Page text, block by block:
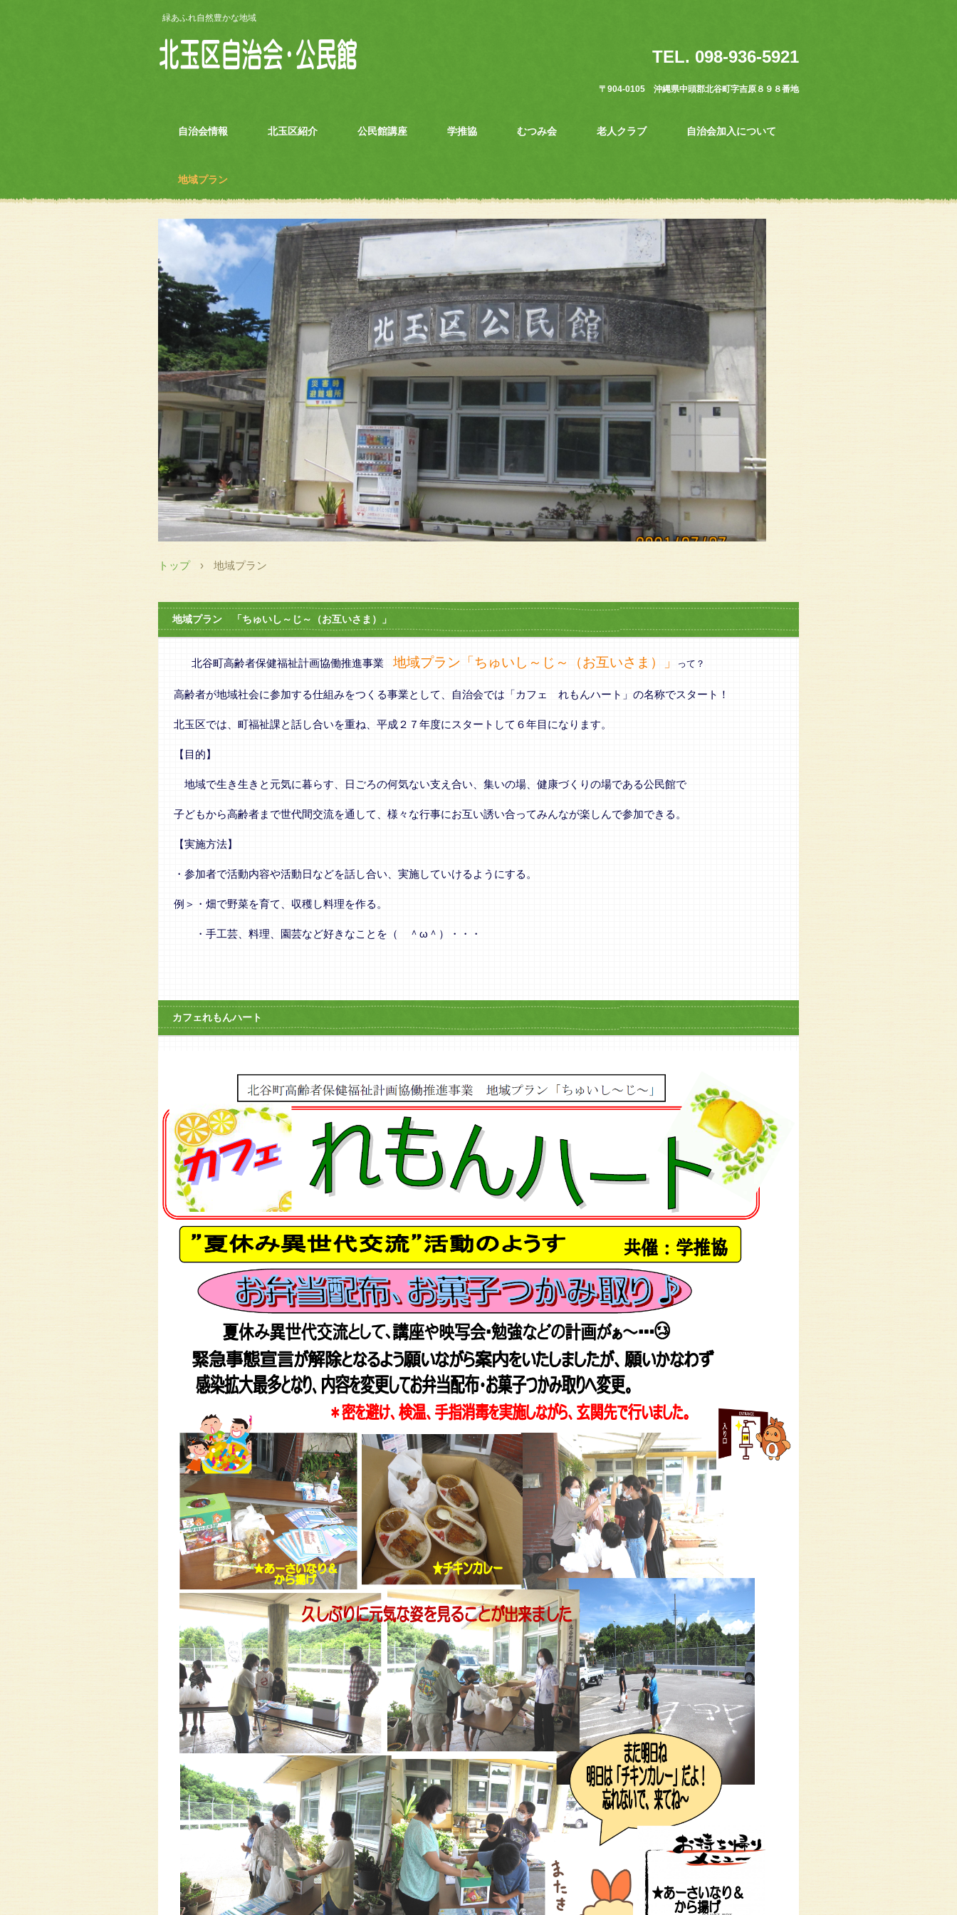
緑あふれ自然豊かな地域
TEL. 098-936-5921
〒904-0105 沖縄県中頭郡北谷町字吉原８９８番地
自治会情報 北玉区紹介 公民館講座 学推協 むつみ会 老人クラブ 自治会加入について
地域プラン
トップ › 地域プラン
地域プラン 「ちゅいし～じ～（お互いさま）」
北谷町高齢者保健福祉計画協働推進事業 地域プラン「ちゅいし～じ～（お互いさま）」 って？
高齢者が地域社会に参加する仕組みをつくる事業として、自治会では「カフェ れもんハート」の名称でスタート！
北玉区では、町福祉課と話し合いを重ね、平成２７年度にスタートして６年目になります。
【目的】
地域で生き生きと元気に暮らす、日ごろの何気ない支え合い、集いの場、健康づくりの場である公民館で
子どもから高齢者まで世代間交流を通して、様々な行事にお互い誘い合ってみんなが楽しんで参加できる。
【実施方法】
・参加者で活動内容や活動日などを話し合い、実施していけるようにする。
例＞・畑で野菜を育て、収穫し料理を作る。
・手工芸、料理、園芸など好きなことを（ ＾ω＾）・・・
カフェれもんハート